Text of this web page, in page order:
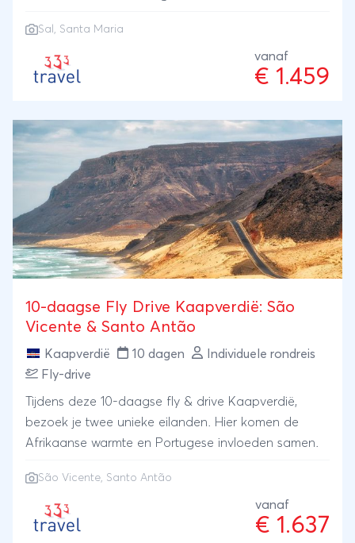
Sal, Santa Maria
vanaf
€ 1.459
10-daagse Fly Drive Kaapverdië: São
Vicente & Santo Antão
Kaapverdië 10 dagen
Individuele rondreis
Fly-drive
Tijdens deze 10-daagse fly & drive Kaapverdië,
bezoek je twee unieke eilanden. Hier komen de
Afrikaanse warmte en Portugese invloeden samen.
São Vicente, Santo Antão
vanaf
€ 1.637